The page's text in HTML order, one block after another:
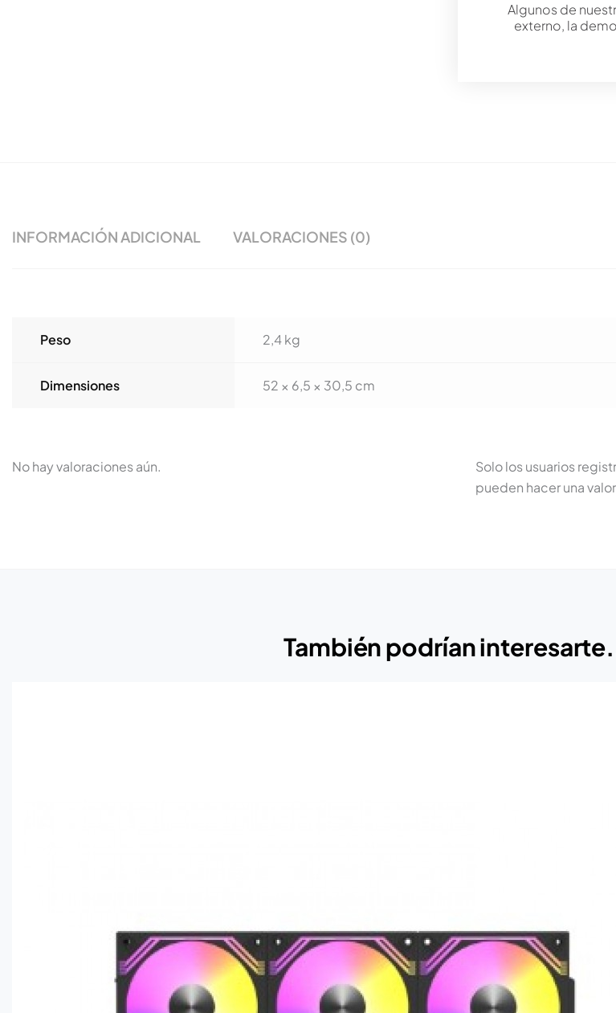
Algunos de
externo, la
INFORMACIÓN ADICIONAL VALORACIONES (0)
Peso 2,4 kg
Dimensiones 52 × 6,5 × 30,5 cm
No hay valoraciones aún.
Solo los usuarios
pueden hacer una
También podrían